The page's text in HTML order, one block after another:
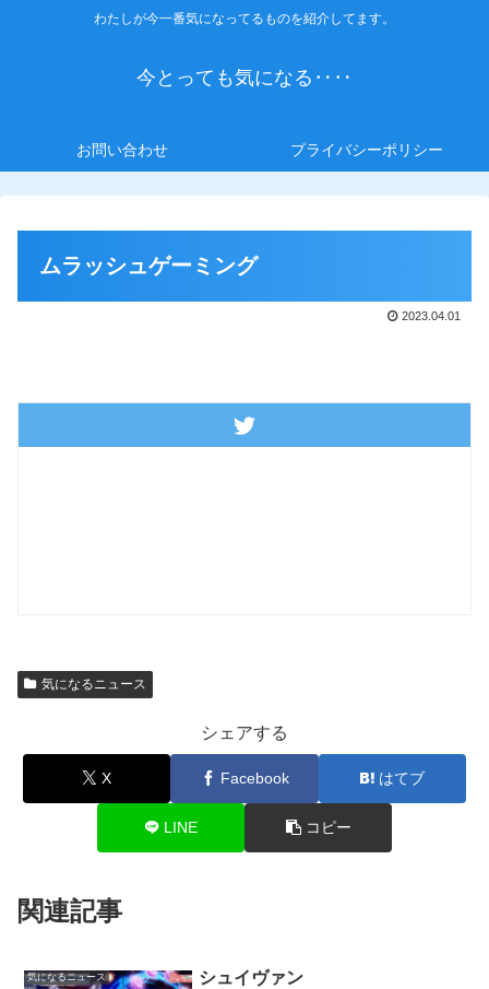
わたしが今一番気になってるものを紹介してます。
今とっても気になる‥‥
お問い合わせ プライバシーポリシー
ムラッシュゲーミング
2023.04.01
気になるニュース
シェアする
X Facebook はてブ
LINE コピー
関連記事
気になるニュース シュイヴァン